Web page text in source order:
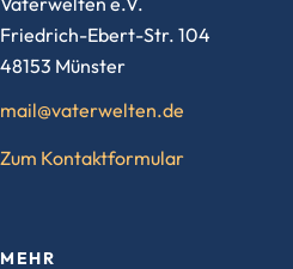
Friedrich-Ebert-Str. 104
48153 Münster
mail@vaterwelten.de
Zum Kontaktformular
MEHR